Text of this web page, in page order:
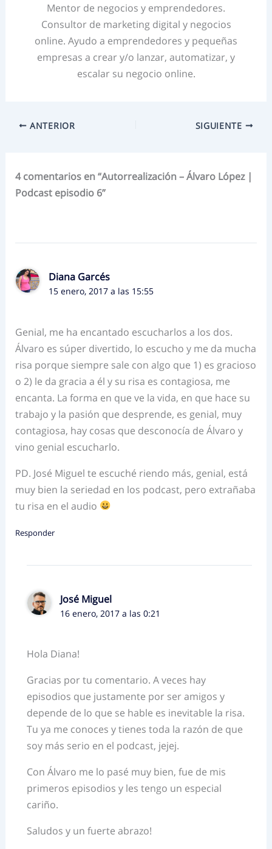
Mentor de negocios y emprendedores.
Consultor de marketing digital y negocios
online. Ayudo a emprendedores y pequeñas
empresas a crear y/o lanzar, automatizar, y
escalar su negocio online.
ANTERIOR SIGUIENTE
4 comentarios en “Autorrealización – Álvaro López |
Podcast episodio 6”
Diana Garcés
15 enero, 2017 a las 15:55
Genial, me ha encantado escucharlos a los dos.
Álvaro es súper divertido, lo escucho y me da mucha
risa porque siempre sale con algo que 1) es gracioso
o 2) le da gracia a él y su risa es contagiosa, me
encanta. La forma en que ve la vida, en que hace su
trabajo y la pasión que desprende, es genial, muy
contagiosa, hay cosas que desconocía de Álvaro y
vino genial escucharlo.
PD. José Miguel te escuché riendo más, genial, está
muy bien la seriedad en los podcast, pero extrañaba
tu risa en el audio
Responder
José Miguel
16 enero, 2017 a las 0:21
Hola Diana!
Gracias por tu comentario. A veces hay
episodios que justamente por ser amigos y
depende de lo que se hable es inevitable la risa.
Tu ya me conoces y tienes toda la razón de que
soy más serio en el podcast, jejej.
Con Álvaro me lo pasé muy bien, fue de mis
primeros episodios y les tengo un especial
cariño.
Saludos y un fuerte abrazo!